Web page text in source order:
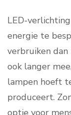
LED-
energie te
verbruiken
ook langer
lampen hoeft
produceert.
optie voor